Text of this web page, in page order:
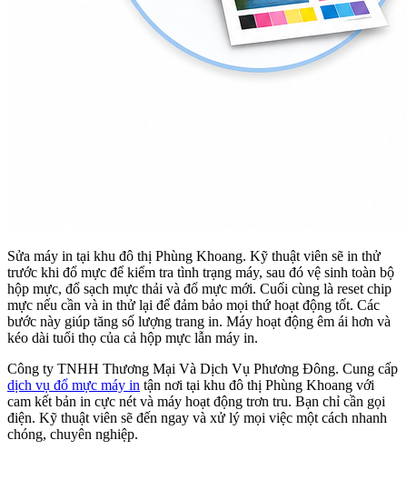
Sửa máy in tại khu đô thị Phùng Khoang. Kỹ thuật viên sẽ in thử
trước khi đổ mực để kiểm tra tình trạng máy, sau đó vệ sinh toàn bộ
hộp mực, đổ sạch mực thải và đổ mực mới. Cuối cùng là reset chip
mực nếu cần và in thử lại để đảm bảo mọi thứ hoạt động tốt. Các
bước này giúp tăng số lượng trang in. Máy hoạt động êm ái hơn và
kéo dài tuổi thọ của cả hộp mực lẫn máy in.
Công ty TNHH Thương Mại Và Dịch Vụ Phương Đông. Cung cấp
dịch vụ đổ mực máy in tận nơi tại khu đô thị Phùng Khoang với
cam kết bản in cực nét và máy hoạt động trơn tru. Bạn chỉ cần gọi
điện. Kỹ thuật viên sẽ đến ngay và xử lý mọi việc một cách nhanh
chóng, chuyên nghiệp.